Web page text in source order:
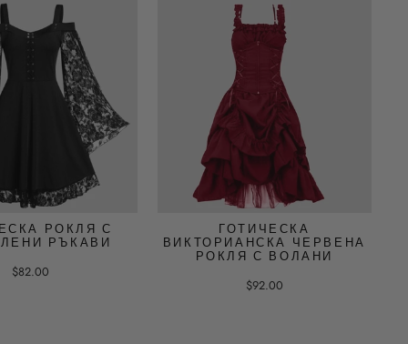
РОКЛЯ С
РЪКАВИ
$82.00
ГОТИЧЕСКА
ВИКТОРИАНСКА ЧЕРВЕНА
РОКЛЯ С ВОЛАНИ
$92.00